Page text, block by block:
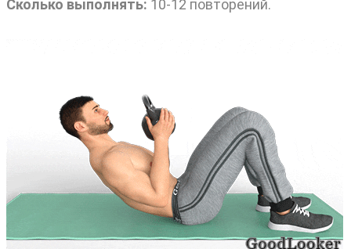
Сколько выполнять: 10-12 повторений.